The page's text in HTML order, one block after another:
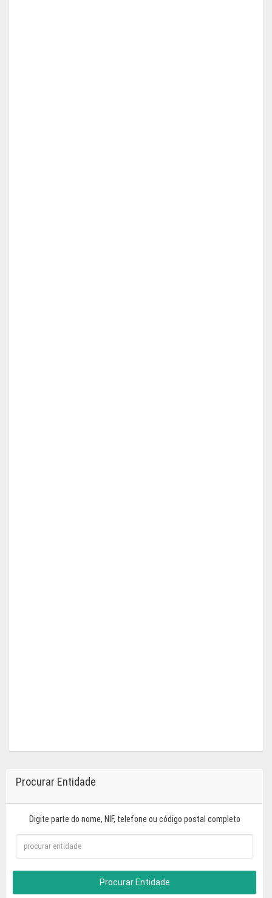
Procurar Entidade
Digite parte do nome, NIF, telefone ou código postal completo
Procurar Entidade